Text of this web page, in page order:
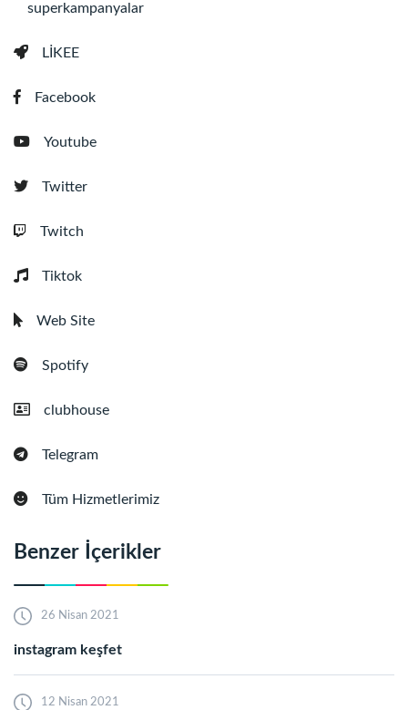
superkampanyalar
LİKEE
Facebook
Youtube
Twitter
Twitch
Tiktok
Web Site
Spotify
clubhouse
Telegram
Tüm Hizmetlerimiz
Benzer İçerikler
26 Nisan 2021
instagram keşfet
12 Nisan 2021